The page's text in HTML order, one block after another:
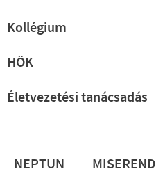
Kollégium
HÖK
Életvezetési tanácsadás
Lábléc
NEPTUN MISEREND